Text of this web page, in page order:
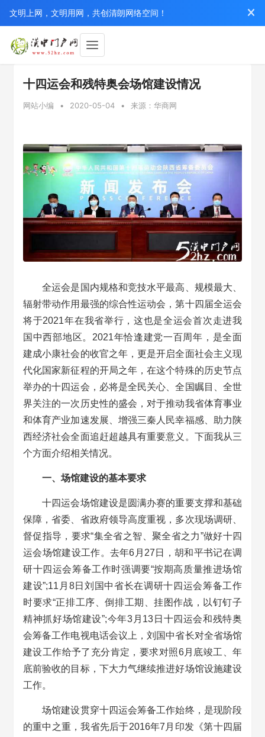
文明上网，文明用网，共创清朗网络空间！
十四运会和残特奥会场馆建设情况
网站小编 • 2020-05-04 • 来源：华商网
全运会是国内规格和竞技水平最高、规模最大、
辐射带动作用最强的综合性运动会，第十四届全运会
将于2021年在我省举行，这也是全运会首次走进我
国中西部地区。2021年恰逢建党一百周年，是全面
建成小康社会的收官之年，更是开启全面社会主义现
代化国家新征程的开局之年，在这个特殊的历史节点
举办的十四运会，必将是全民关心、全国瞩目、全世
界关注的一次历史性的盛会，对于推动我省体育事业
和体育产业加速发展、增强三秦人民幸福感、助力陕
西经济社会全面追赶超越具有重要意义。下面我从三
个方面介绍相关情况。
一、场馆建设的基本要求
十四运会场馆建设是圆满办赛的重要支撑和基础
保障，省委、省政府领导高度重视，多次现场调研、
督促指导，要求“集全省之智、聚全省之力”做好十四
运会场馆建设工作。去年6月27日，胡和平书记在调
研十四运会筹备工作时强调要“按期高质量推进场馆
建设”;11月8日刘国中省长在调研十四运会筹备工作
时要求“正排工序、倒排工期、挂图作战，以钉钉子
精神抓好场馆建设”;今年3月13日十四运会和残特奥
会筹备工作电视电话会议上，刘国中省长对全省场馆
建设工作给予了充分肯定，要求对照6月底竣工、年
底前验收的目标，下大力气继续推进好场馆设施建设
工作。
场馆建设贯穿十四运会筹备工作始终，是现阶段
的重中之重，我省先后于2016年7月印发《第十四届